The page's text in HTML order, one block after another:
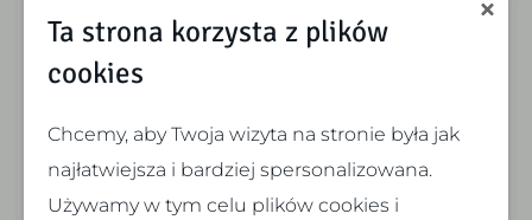
zgodnie z aktualnymi wytycznymi BHP.
Projekty wykonywane są dla
indywidualnych, zawsze z naciskiem na
jakość, bezpieczeństwo i efektywność.
Ta strona korzysta z plików
cookies
Chcemy, aby Twoja wizyta na stronie była jak
najłatwiejsza i bardziej spersonalizowana.
Używamy w tym celu plików cookies i